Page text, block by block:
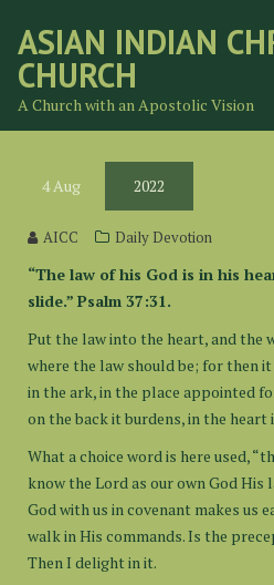
content
ASIAN INDIAN
CHURCH
A Church with an Apostolic Vision
4Aug 2022
AICC Daily Devotion
“The law of his God is in his
slide.” Psalm 37:31.
Put the law into the heart, and the
where the law should be; for then
in the ark, in the place appointed
on the back it burdens, in the heart
What a choice word is here used,
know the Lord as our own God His
God with us in covenant makes us
walk in His commands. Is the
Then I delight in it.